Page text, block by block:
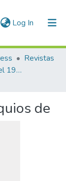
Log In (current)
Revistas
Número 56, febrero del 1944
de